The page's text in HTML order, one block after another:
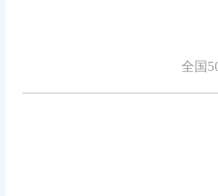
报告是企业管理的重
告，如销售报告、库存
通过定期查看和分析这
全国